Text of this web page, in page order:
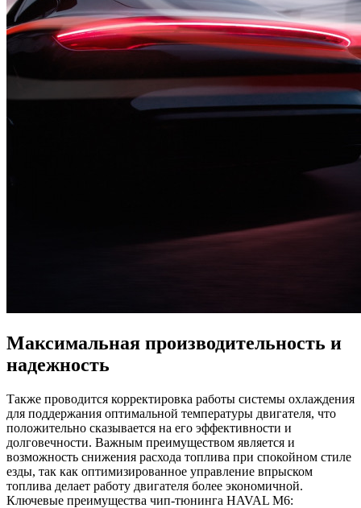
Максимальная производительность и
надежность
Также проводится корректировка работы системы охлаждения
для поддержания оптимальной температуры двигателя, что
положительно сказывается на его эффективности и
долговечности. Важным преимуществом является и
возможность снижения расхода топлива при спокойном стиле
езды, так как оптимизированное управление впрыском
топлива делает работу двигателя более экономичной.
Ключевые преимущества чип-тюнинга HAVAL M6: